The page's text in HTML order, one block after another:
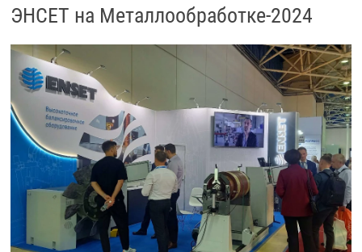
ЭНСЕТ на Металлообработке-2024